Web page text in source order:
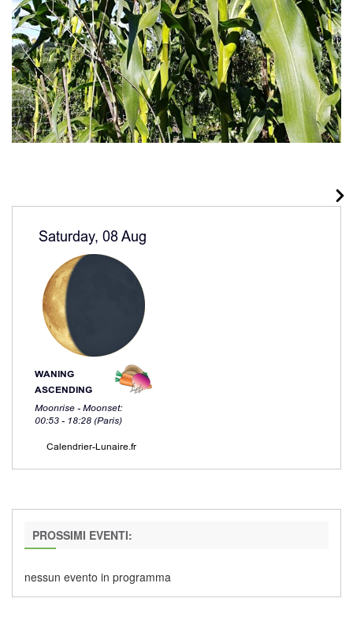
PROSSIMI EVENTI:
nessun evento in programma